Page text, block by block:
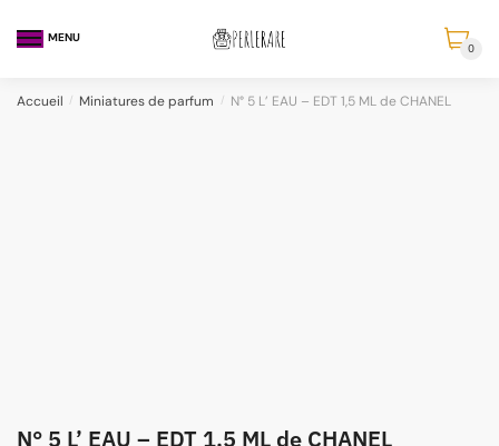
MENU
0
Accueil / Miniatures de parfum / N° 5 L’ EAU – EDT 1,5 ML de CHANEL
N° 5 L’ EAU – EDT 1,5 ML de CHANEL